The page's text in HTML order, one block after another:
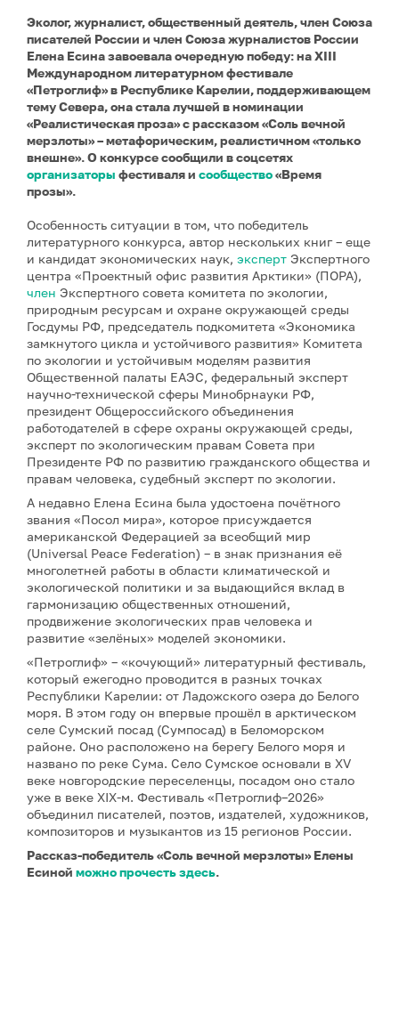
Эколог, журналист, общественный деятель, член Союза
писателей России и член Союза журналистов России
Елена Есина завоевала очередную победу: на XIII
Международном литературном фестивале
«Петроглиф» в Республике Карелии, поддерживающем
тему Севера, она стала лучшей в номинации
«Реалистическая проза» с рассказом «Соль вечной
мерзлоты» – метафорическим, реалистичном «только
внешне». О конкурсе сообщили в соцсетях
организаторы фестиваля и сообщество«Время
прозы».
Особенность ситуации в том, что победитель
литературного конкурса, автор нескольких книг – еще
и кандидат экономических наук, эксперт Экспертного
центра «Проектный офис развития Арктики» (ПОРА),
член Экспертного совета комитета по экологии,
природным ресурсам и охране окружающей среды
Госдумы РФ, председатель подкомитета «Экономика
замкнутого цикла и устойчивого развития» Комитета
по экологии и устойчивым моделям развития
Общественной палаты ЕАЭС, федеральный эксперт
научно-технической сферы Минобрнауки РФ,
президент Общероссийского объединения
работодателей в сфере охраны окружающей среды,
эксперт по экологическим правам Совета при
Президенте РФ по развитию гражданского общества и
правам человека, судебный эксперт по экологии.
А недавно Елена Есина была удостоена почётного
звания «Посол мира», которое присуждается
американской Федерацией за всеобщий мир
(Universal Peace Federation) – в знак признания её
многолетней работы в области климатической и
экологической политики и за выдающийся вклад в
гармонизацию общественных отношений,
продвижение экологических прав человека и
развитие «зелёных» моделей экономики.
«Петроглиф» – «кочующий» литературный фестиваль,
который ежегодно проводится в разных точках
Республики Карелии: от Ладожского озера до Белого
моря. В этом году он впервые прошёл в арктическом
селе Сумский посад (Сумпосад) в Беломорском
районе. Оно расположено на берегу Белого моря и
названо по реке Сума. Село Сумское основали в XV
веке новгородские переселенцы, посадом оно стало
уже в веке XIX-м. Фестиваль «Петроглиф–2026»
объединил писателей, поэтов, издателей, художников,
композиторов и музыкантов из 15 регионов России.
Рассказ-победитель «Соль вечной мерзлоты» Елены
Есиной можно прочесть здесь.